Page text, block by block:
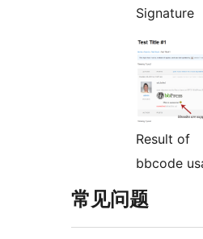
Signature
Result of
bbcode
常见问题